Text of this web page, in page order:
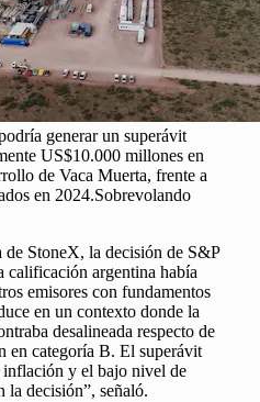
generar un superávit
US$10.000 millones en
de Vaca Muerta, frente a
en 2024.Sobrevolando
de StoneX, la decisión de S&P
calificación argentina había
emisores con fundamentos
en un contexto donde la
desalineada respecto de
en categoría B. El superávit
inflación y el bajo nivel de
la decisión”, señaló.